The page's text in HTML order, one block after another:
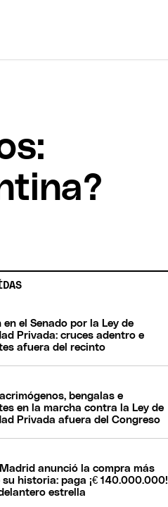
en el Senado por la Ley de
Privada: cruces adentro e
afuera del recinto
bengalas e
en la marcha contra la Ley de
Privada afuera del Congreso
Madrid anunció la compra más
su historia: paga ¡€ 140.000.000!
estrella